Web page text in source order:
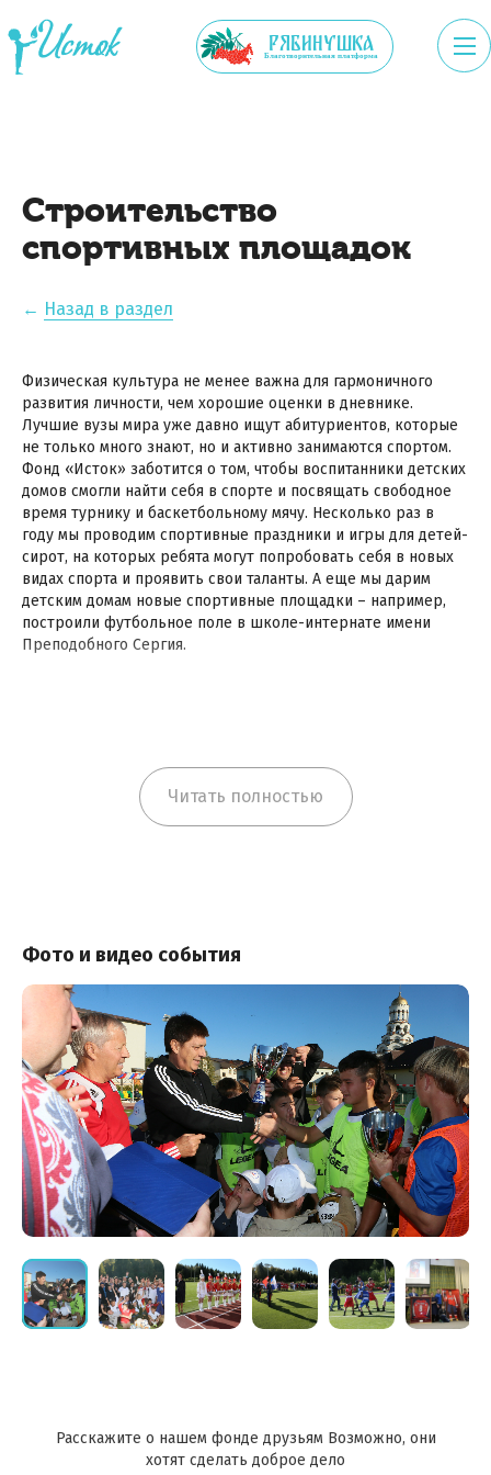
рябинушка
Благотворительная платформа
Строительство
спортивных площадок
← Назад в раздел
Физическая культура не менее важна для гармоничного
развития личности, чем хорошие оценки в дневнике.
Лучшие вузы мира уже давно ищут абитуриентов, которые
не только много знают, но и активно занимаются спортом.
Фонд «Исток» заботится о том, чтобы воспитанники детских
домов смогли найти себя в спорте и посвящать свободное
время турнику и баскетбольному мячу. Несколько раз в
году мы проводим спортивные праздники и игры для детей-
сирот, на которых ребята могут попробовать себя в новых
видах спорта и проявить свои таланты. А еще мы дарим
детским домам новые спортивные площадки – например,
построили футбольное поле в школе-интернате имени
Преподобного Сергия.
Читать полностью
Фото и видео события
Расскажите о нашем фонде друзьям Возможно, они
хотят сделать доброе дело